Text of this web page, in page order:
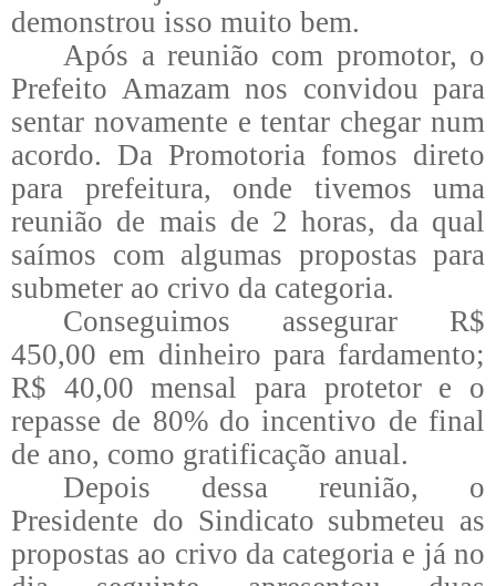
demonstrou isso muito bem.
Após a reunião com promotor, o
Prefeito Amazam nos convidou para
sentar novamente e tentar chegar num
acordo. Da Promotoria fomos direto
para prefeitura, onde tivemos uma
reunião de mais de 2 horas, da qual
saímos com algumas propostas para
submeter ao crivo da categoria.
Conseguimos assegurar R$
450,00 em dinheiro para fardamento;
R$ 40,00 mensal para protetor e o
repasse de 80% do incentivo de final
de ano, como gratificação anual.
Depois dessa reunião, o
Presidente do Sindicato submeteu as
propostas ao crivo da categoria e já no